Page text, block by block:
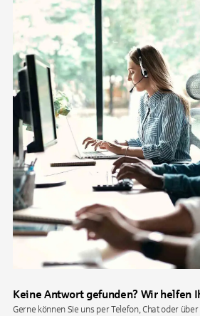
Keine Antwort gefunden? Wir helfen
Gerne können Sie uns per Telefon, Chat oder